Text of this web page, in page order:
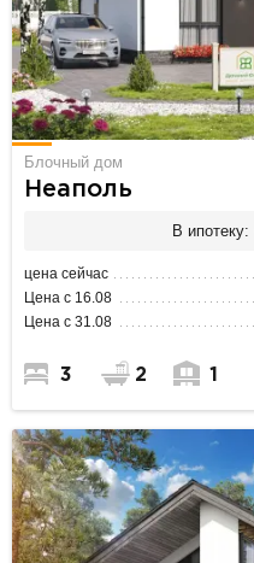
Блочный дом
Неаполь
В ипотеку:
цена сейчас
Цена с 16.08
Цена с 31.08
3 2 1